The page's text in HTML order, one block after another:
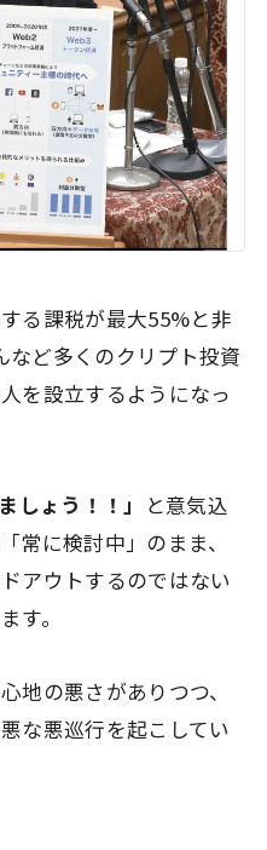
る課税が最大55%と非
ど多くのクリプト投資
を設立するようになっ
しょう！！」
と意気込
常に検討中」のまま、
アウトするのではない
す。
地の悪さがありつつ、
な悪巡行を起こしてい